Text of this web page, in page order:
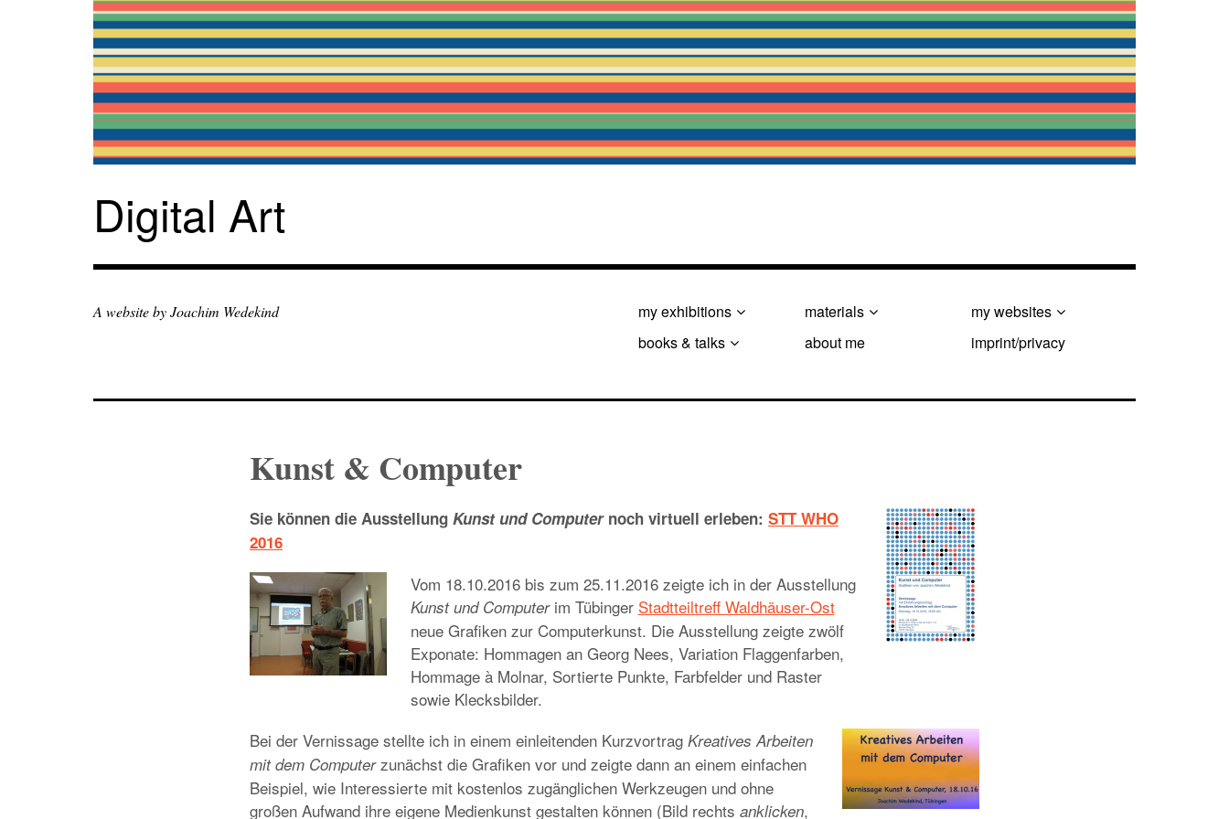
Digital Art
A website by Joachim Wedekind
my exhibitions
books & talks
materials
about me
my websites
imprint/privacy
Kunst & Computer
Sie können die Ausstellung Kunst und Computernoch virtuell erleben: STT WHO
2016
Vom 18.10.2016 bis zum 25.11.2016 zeigte ich in der Ausstellung
Kunst und Computerim Tübinger Stadtteiltreff Waldhäuser-Ost
neue Grafiken zur Computerkunst. Die Ausstellung zeigte zwölf
Exponate: Hommagen an Georg Nees, Variation Flaggenfarben,
Hommage à Molnar, Sortierte Punkte, Farbfelder und Raster
sowie Klecksbilder.
Bei der Vernissage stellte ich in einem einleitenden Kurzvortrag Kreatives Arbeiten
mit dem Computerzunächst die Grafiken vor und zeigte dann an einem einfachen
Beispiel, wie Interessierte mit kostenlos zugänglichen Werkzeugen und ohne
großen Aufwand ihre eigene Medienkunst gestalten können (Bild rechts anklicken,